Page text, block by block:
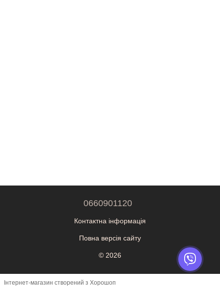
0660901120
Контактна інформація
Повна версія сайту
© 2026
Інтернет-магазин створений з Хорошоп